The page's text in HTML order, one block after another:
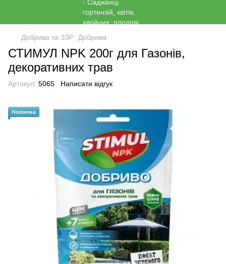
Добрива та ЗЗР Добрива
СТИМУЛ NPK 200г для Газонів,
декоративних трав
Артикул: 5065 Написати відгук
Новинка